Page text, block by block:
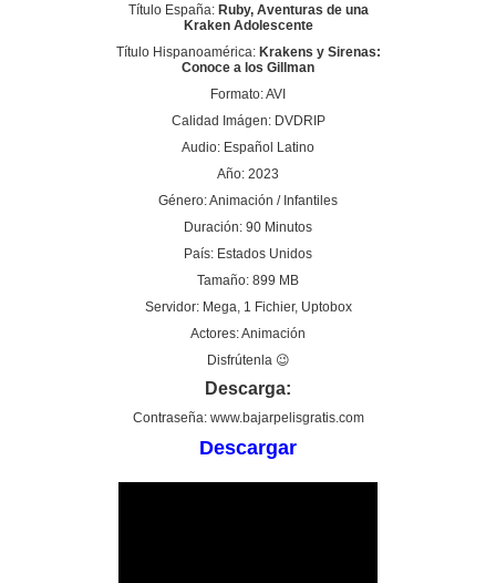
Título España: Ruby, Aventuras de una
Kraken Adolescente
Título Hispanoamérica: Krakens y Sirenas:
Conoce a los Gillman
Formato: AVI
Calidad Imágen: DVDRIP
Audio: Español Latino
Año: 2023
Género: Animación / Infantiles
Duración: 90 Minutos
País: Estados Unidos
Tamaño: 899 MB
Servidor: Mega, 1 Fichier, Uptobox
Actores: Animación
Disfrútenla 😉
Descarga:
Contraseña: www.bajarpelisgratis.com
Descargar